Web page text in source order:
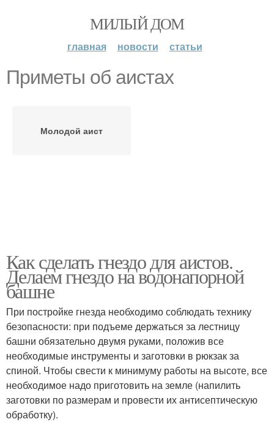
МИЛЫЙ ДОМ
главная новости статьи
Приметы об аистах
Молодой аист
Как сделать гнездо для аистов.
Делаем гнездо на водонапорной
башне
При постройке гнезда необходимо соблюдать технику
безопасности: при подъеме держаться за лестницу
башни обязательно двумя руками, положив все
необходимые инструменты и заготовки в рюкзак за
спиной. Чтобы свести к минимуму работы на высоте, все
необходимое надо приготовить на земле (напилить
заготовки по размерам и провести их антисептическую
обработку).